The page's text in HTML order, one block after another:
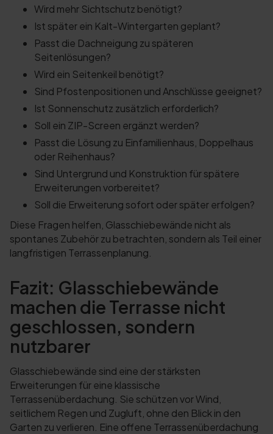
Wird mehr Sichtschutz benötigt?
Ist später ein Kalt-Wintergarten geplant?
Passt die Dachneigung zu späteren
Seitenlösungen?
Wird ein Seitenkeil benötigt?
Sind Pfostenpositionen und Anschlüsse geeignet?
Ist Sonnenschutz zusätzlich erforderlich?
Soll ein ZIP-Screen ergänzt werden?
Passt die Lösung zu Einfamilienhaus, Doppelhaus
oder Reihenhaus?
Sind Untergrund und Konstruktion für spätere
Erweiterungen vorbereitet?
Soll die Erweiterung sofort oder später erfolgen?
Diese Fragen helfen, Glasschiebewände nicht als
spontanes Zubehör zu betrachten, sondern als Teil einer
langfristigen Terrassenplanung.
Fazit: Glasschiebewände
machen die Terrasse nicht
geschlossen, sondern
nutzbarer
Glasschiebewände sind eine der stärksten
Erweiterungen für eine klassische
Terrassenüberdachung. Sie schützen vor Wind,
seitlichem Regen und Zugluft, ohne den Blick in den
Garten zu verlieren. Eine offene Terrassenüberdachung